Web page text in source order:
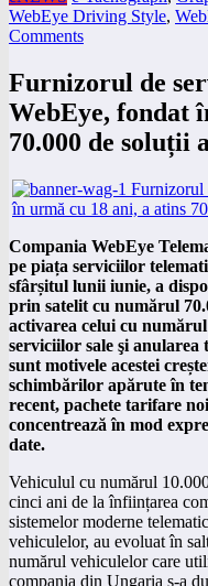
WebEye Driving Style,
Comments
Furnizorul de
WebEye, fondat
70.000 de soluții
Compania WebEye
pe piața serviciilor
sfârșitul lunii iunie, a
prin satelit cu numărul
activarea celui cu
serviciilor sale şi anularea
sunt motivele acestei
schimbărilor apărute în
recent, pachete tarifare
concentrează în mod
date.
Vehiculul cu numărul
cinci ani de la înființarea
sistemelor moderne
vehiculelor, au evoluat în
numărul vehiculelor care
compania din Ungaria s-a